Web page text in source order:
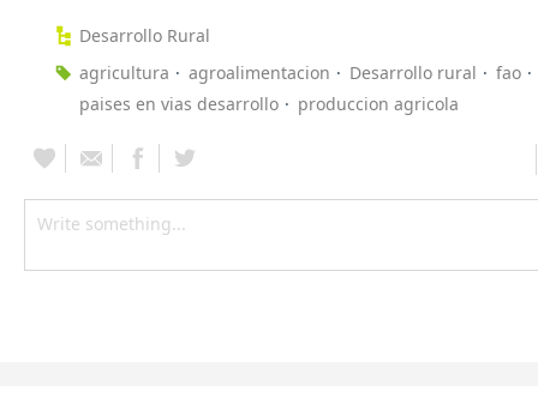
Desarrollo Rural
agricultura
agroalimentacion Desarrollo rural
fao
paises en vias desarrollo
produccion agricola